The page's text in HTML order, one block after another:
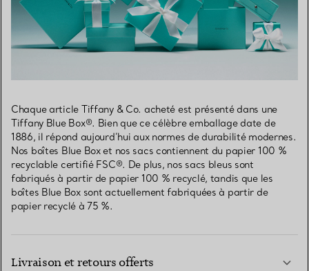
Chaque article Tiffany & Co. acheté est présenté dans une
Tiffany Blue Box®. Bien que ce célèbre emballage date de
1886, il répond aujourd’hui aux normes de durabilité modernes.
Nos boîtes Blue Box et nos sacs contiennent du papier 100 %
recyclable certifié FSC®. De plus, nos sacs bleus sont
fabriqués à partir de papier 100 % recyclé, tandis que les
boîtes Blue Box sont actuellement fabriquées à partir de
papier recyclé à 75 %.
Livraison et retours offerts